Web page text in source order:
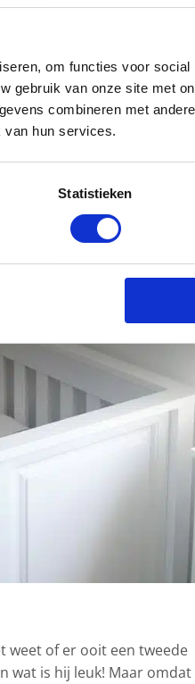
om functies voor
gebruik van onze site met
combineren met
van hun services.
Statistieken
weet of er ooit een tweede
wat is hij leuk! Maar omdat